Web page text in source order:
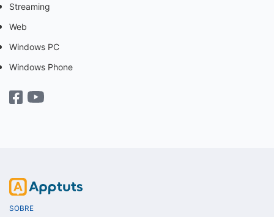
Streaming
Web
Windows PC
Windows Phone
SOBRE